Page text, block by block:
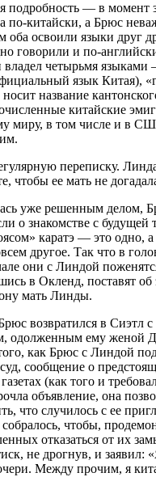
— в момент
по-китайски, а Брюс
оба освоили языки друг
говорили и по-
четырьмя языками
язык Китая),
название
китайские
миру, в том числе и в
переписку.
чтобы ее мать не
уже решенным делом,
о знакомстве с будущей
каратэ — это одно, а
другое. Так что в
они с Линдой
в Окленд, поставят об
мать Линды.
возвратился в Сиэтл с
одолженным ему женой
как Брюс с Линдой
сообщение о
(как того и
объявление, она
что случилось с ее
чтобы,
отказаться от их
не дрогнув, и заявил:
Между прочим, я